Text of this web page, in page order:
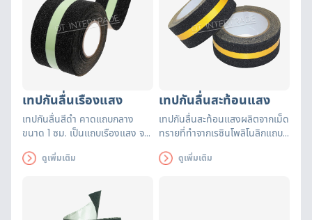
เทปกันลื่นเรืองแสง
เทปกันลื่นสีดำ คาดแถบกลาง
ขนาด 1 ซม. เป็นแถบเรืองแสง จะ
ดูเพิ่มเติม
เทปกันลื่นสะท้อนแสง
เทปกันลื่นสะท้อนแสงผลิตจากเม็ด
ทรายที่ทำจากเรซินโพลิโนลิกแถบ
กระทบดูเพิ่มเติม